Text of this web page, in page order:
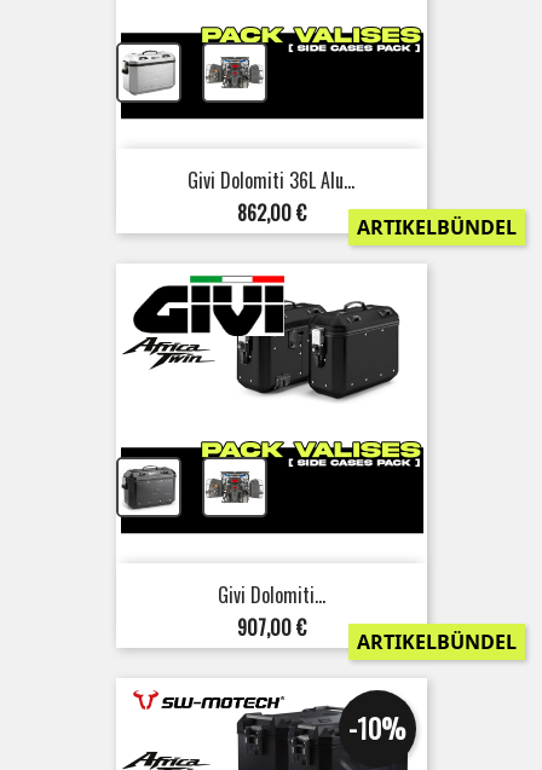
Givi Dolomiti 36L Alu...
Preis
862,00 € ARTIKELBÜNDEL
Givi Dolomiti...
Preis
907,00 € ARTIKELBÜNDEL
-10%